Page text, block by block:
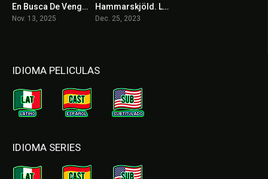
4.6En Busca De Venganza 2: Ciudad De Lobos
Nov. 13, 2025
6.6
Hammarskjöld. Lucha por la paz
Dec. 25, 2023
IDIOMA PELICULAS
IDIOMA SERIES